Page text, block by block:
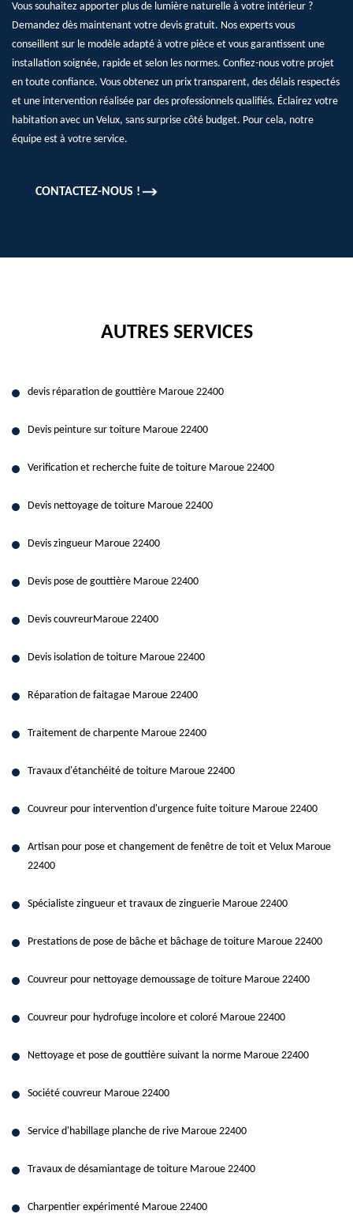
Vous souhaitez apporter plus de lumière naturelle à votre intérieur ?
Demandez dès maintenant votre devis gratuit. Nos experts vous
conseillent sur le modèle adapté à votre pièce et vous garantissent une
installation soignée, rapide et selon les normes. Confiez-nous votre projet
en toute confiance. Vous obtenez un prix transparent, des délais respectés
et une intervention réalisée par des professionnels qualifiés. Éclairez votre
habitation avec un Velux, sans surprise côté budget. Pour cela, notre
équipe est à votre service.
CONTACTEZ-NOUS !
AUTRES SERVICES
devis réparation de gouttière Maroue 22400
Devis peinture sur toiture Maroue 22400
Verification et recherche fuite de toiture Maroue 22400
Devis nettoyage de toiture Maroue 22400
Devis zingueur Maroue 22400
Devis pose de gouttière Maroue 22400
Devis couvreurMaroue 22400
Devis isolation de toiture Maroue 22400
Réparation de faitagae Maroue 22400
Traitement de charpente Maroue 22400
Travaux d'étanchéité de toiture Maroue 22400
Couvreur pour intervention d'urgence fuite toiture Maroue 22400
Artisan pour pose et changement de fenêtre de toit et Velux Maroue
22400
Spécialiste zingueur et travaux de zinguerie Maroue 22400
Prestations de pose de bâche et bâchage de toiture Maroue 22400
Couvreur pour nettoyage demoussage de toiture Maroue 22400
Couvreur pour hydrofuge incolore et coloré Maroue 22400
Nettoyage et pose de gouttière suivant la norme Maroue 22400
Société couvreur Maroue 22400
Service d'habillage planche de rive Maroue 22400
Travaux de désamiantage de toiture Maroue 22400
Charpentier expérimenté Maroue 22400